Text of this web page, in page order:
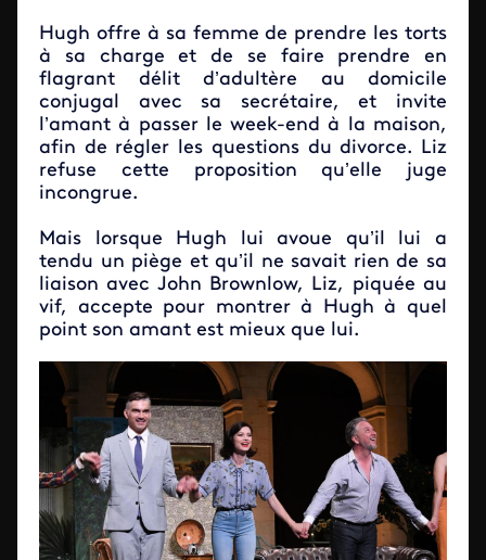
Hugh offre à sa femme de prendre les torts
à sa charge et de se faire prendre en
flagrant délit d’adultère au domicile
conjugal avec sa secrétaire, et invite
l’amant à passer le week-end à la maison,
afin de régler les questions du divorce. Liz
refuse cette proposition qu’elle juge
incongrue.
Mais lorsque Hugh lui avoue qu’il lui a
tendu un piège et qu’il ne savait rien de sa
liaison avec John Brownlow, Liz, piquée au
vif, accepte pour montrer à Hugh à quel
point son amant est mieux que lui.